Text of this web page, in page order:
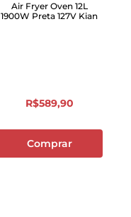
Air Fryer Oven 12L
1900W Preta 127V Kian
R$589,90
Comprar